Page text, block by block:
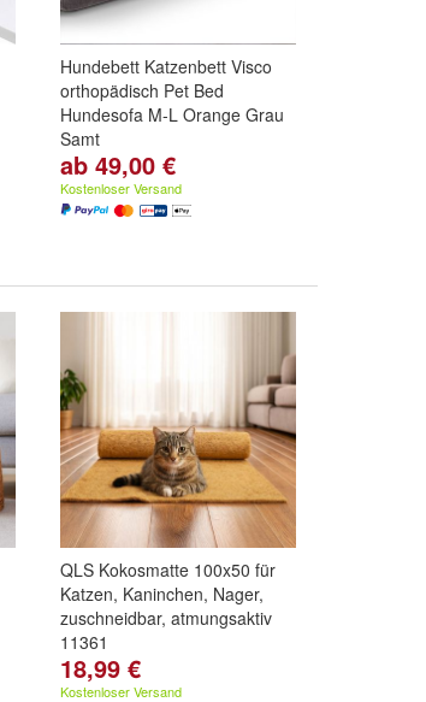
Hundebett Katzenbett Visco
orthopädisch Pet Bed
Hundesofa M-L Orange Grau
Samt
Farbe:Orangeund
ab 49,00 €
Kostenloser Versand
QLS Kokosmatte 100x50 für
Katzen, Kaninchen, Nager,
zuschneidbar, atmungsaktiv
11361
18,99 €
Kostenloser Versand